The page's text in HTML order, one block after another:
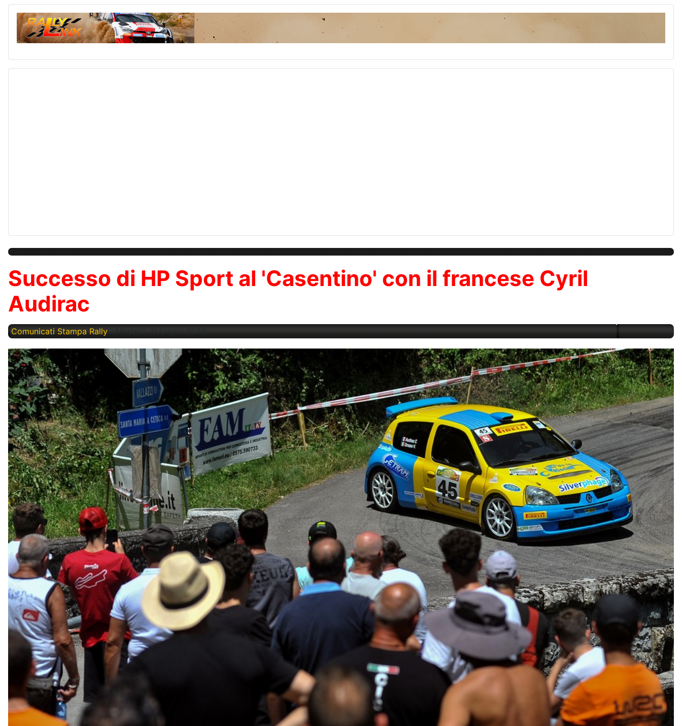
Successo di HP Sport al 'Casentino' con il francese Cyril
Audirac
Comunicati Stampa Rally Martedì, 11 Luglio 2023